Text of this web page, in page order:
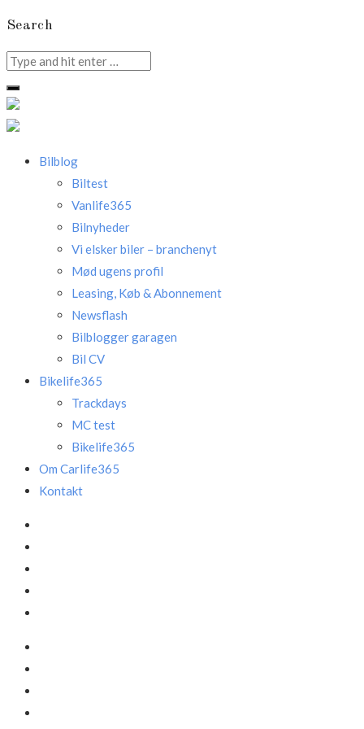
Search
Search
for:
Bilblog
Biltest
Vanlife365
Bilnyheder
Vi elsker biler – branchenyt
Mød ugens profil
Leasing, Køb & Abonnement
Newsflash
Bilblogger garagen
Bil CV
Bikelife365
Trackdays
MC test
Bikelife365
Om Carlife365
Kontakt